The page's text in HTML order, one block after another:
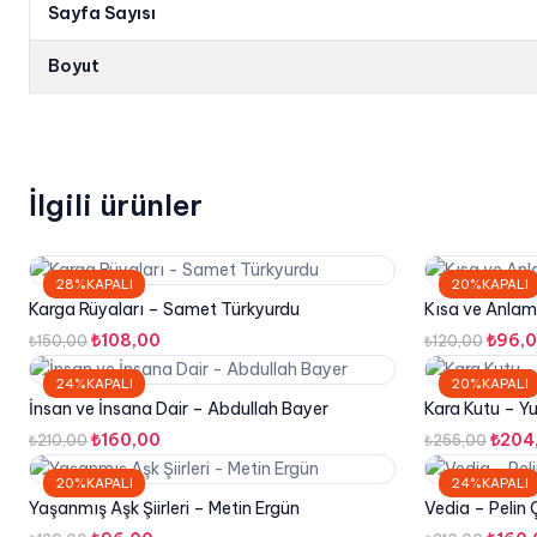
Sayfa Sayısı
Boyut
İlgili ürünler
28%KAPALI
Karga Rüyaları – Samet Türkyurdu
₺150,00 Orijinal
fiyat:
₺150,00.
₺108,00
andaki
₺108,00.
20%KAPALI
Kısa ve
₺120,00
fiyat:
₺
24%KAPALI
İnsan ve İnsana Dair – Abdullah Bayer
₺210,00 Orijinal
fiyat:
₺210,00.
₺160,00
andaki
₺160,00.
20%KAPALI
Kara Kutu –
₺255,00
fiyat:
₺
20%KAPALI
Yaşanmış Aşk Şiirleri – Metin Ergün
24%KAPALI
Vedia – Pelin